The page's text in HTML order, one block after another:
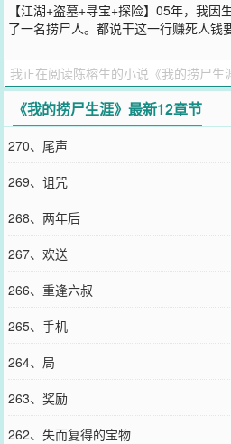
【江湖+盗墓+寻宝+探险】05年，我因
了一名捞尸人。都说干这一行赚死人钱
次半只脚踏进了鬼门关，庆幸能捡回一
半生的江湖事。
您要是觉得《 我的捞尸生涯 》还不错的
微信里的朋友推荐哦！
《我的捞尸生涯》最新12章节
270、尾声
269、诅咒
268、两年后
267、欢送
266、重逢六叔
265、手机
264、局
263、奖励
262、失而复得的宝物